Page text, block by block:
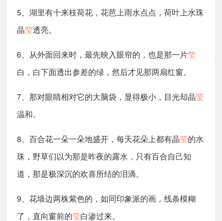
5、湖里有十来枝荷花，花芭上雨水点点，荷叶上水珠
晶莹透亮。
6、从外面回来时，最先映入眼帘的，也是那一片莹
白，白下面透出参差的绿，然后才见那两扇红窗。
7、那对眼睛相对它的大脑袋，显得极小，目光却晶莹
温和。
8、百合花一朵一朵地盛开，每天花朵上都有晶莹的水
珠，野草们以为那是昨夜的露水，只有百合自己知
道，那是极深沉的欢喜所结的泪滴。
9、花墙边两株紫色的，如同印象派的画，线条模糊
了，直向窗前的莹白渗过来。